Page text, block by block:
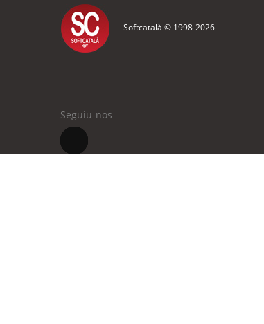
Softcatalà © 1998-2026
Seguiu-nos